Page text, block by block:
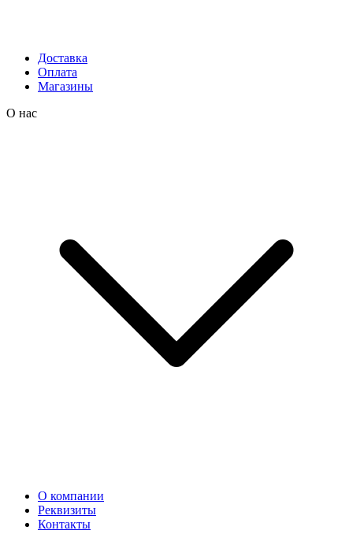
Доставка
Оплата
Магазины
О нас
О компании
Реквизиты
Контакты